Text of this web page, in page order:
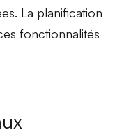
. La planification
fonctionnalités